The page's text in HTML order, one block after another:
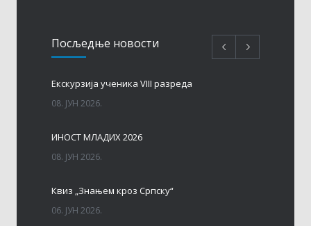
Посљедњe новости
Eкскурзија ученика VIII разреда
08. ЈУН 2026.
ИНОСТ МЛАДИХ 2026
08. ЈУН 2026.
Квиз „Знањем кроз Српску“
06. ЈУН 2026.